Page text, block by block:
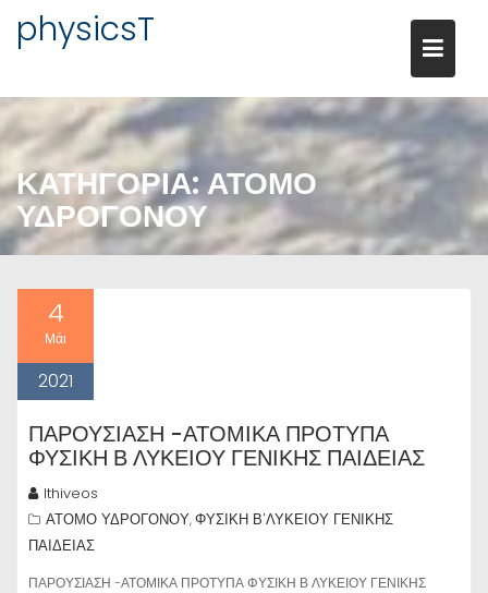
Μεταπηδήστε
physicsT
ΚΑΤΗΓΟΡΊΑ:ΑΤΟΜΟ
ΥΔΡΟΓΟΝΟΥ
4
Μάι
2021
ΠΑΡΟΥΣΙΑΣΗ -ΑΤΟΜΙΚΑ ΠΡΟΤΥΠΑ
ΦΥΣΙΚΗ Β ΛΥΚΕΙΟΥ ΓΕΝΙΚΗΣ ΠΑΙΔΕΙΑΣ
lthiveos
ΑΤΟΜΟ ΥΔΡΟΓΟΝΟΥ,ΦΥΣΙΚΗ Β'ΛΥΚΕΙΟΥ ΓΕΝΙΚΗΣ
ΠΑΙΔΕΙΑΣ
ΠΑΡΟΥΣΙΑΣΗ -ΑΤΟΜΙΚΑ ΠΡΟΤΥΠΑ ΦΥΣΙΚΗ Β ΛΥΚΕΙΟΥ ΓΕΝΙΚΗΣ